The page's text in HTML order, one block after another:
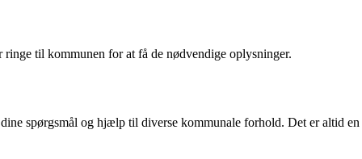
til kommunen for at få de nødvendige oplysninger.
spørgsmål og hjælp til diverse kommunale forhold. Det er altid en